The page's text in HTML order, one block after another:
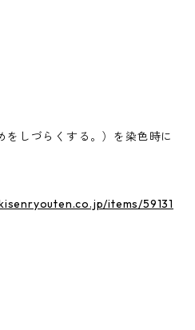
しづらくする。）を染色時に
items/59131